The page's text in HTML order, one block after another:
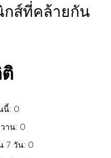
กส์ที่คล้ายกัน
นี้: 0
วาน: 0
7 วัน: 0